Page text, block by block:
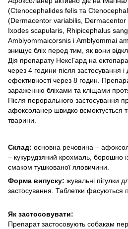
(Ctenocephalides felis та
(Dermacentor variabilis, Dermacentor
Ixodes scapularis, Rhipicephalus
Amblyommaicorsnis і Amblyommai
знищує бліх перед тим, як вони
Дія препарату НексГард на
через 4 години після застосування
ефективності через 8 годин.
зараженню бліхами та кліщами
Після перорального застосування
афоксоланер швидко всмоктується
тварини.
Склад: основна речовина –
– кукурудзяний крохмаль, борошно
смаком тушкованої яловичини.
Форма випуску: жувальні пігулки
застосування. Таблетки фасуються
Як застосовувати:
Препарат застосовують собакам